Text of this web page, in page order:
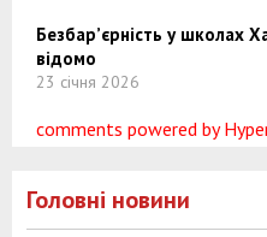
Безбар’єрність у школах
відомо
23 січня 2026
comments powered by
Головні новини